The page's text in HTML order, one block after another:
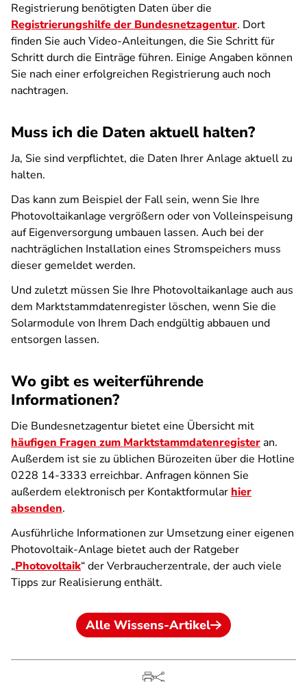
Registrierung benötigten Daten über die
Registrierungshilfe der Bundesnetzagentur. Dort
finden Sie auch Video-Anleitungen, die Sie Schritt für
Schritt durch die Einträge führen. Einige Angaben können
Sie nach einer erfolgreichen Registrierung auch noch
nachtragen.
Muss ich die Daten aktuell halten?
Ja, Sie sind verpflichtet, die Daten Ihrer Anlage aktuell zu
halten.
Das kann zum Beispiel der Fall sein, wenn Sie Ihre
Photovoltaikanlage vergrößern oder von Volleinspeisung
auf Eigenversorgung umbauen lassen. Auch bei der
nachträglichen Installation eines Stromspeichers muss
dieser gemeldet werden.
Und zuletzt müssen Sie Ihre Photovoltaikanlage auch aus
dem Marktstammdatenregister löschen, wenn Sie die
Solarmodule von Ihrem Dach endgültig abbauen und
entsorgen lassen.
Wo gibt es weiterführende
Informationen?
Die Bundesnetzagentur bietet eine Übersicht mit
häufigen Fragen zum Marktstammdatenregisteran.
Außerdem ist sie zu üblichen Bürozeiten über die Hotline
0228 14-3333 erreichbar. Anfragen können Sie
außerdem elektronisch per Kontaktformular hier
absenden.
Ausführliche Informationen zur Umsetzung einer eigenen
Photovoltaik-Anlage bietet auch der Ratgeber
„Photovoltaik“ der Verbraucherzentrale, der auch viele
Tipps zur Realisierung enthält.
Alle Wissens-Artikel